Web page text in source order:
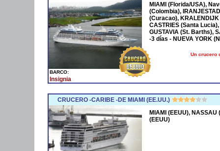
BARCO:
Insignia
MIAMI (Florida/USA),
(Colombia),
(Curacao), KRALENDIJK
CASTRIES (Santa
GUSTAVIA (St. Barths),
-3 días - NUEVA YORK
Un crucero
CRUCERO -CARIBE -DE MIAMI (EE.UU.)
MIAMI (EEUU), NASSAU
(EEUU)